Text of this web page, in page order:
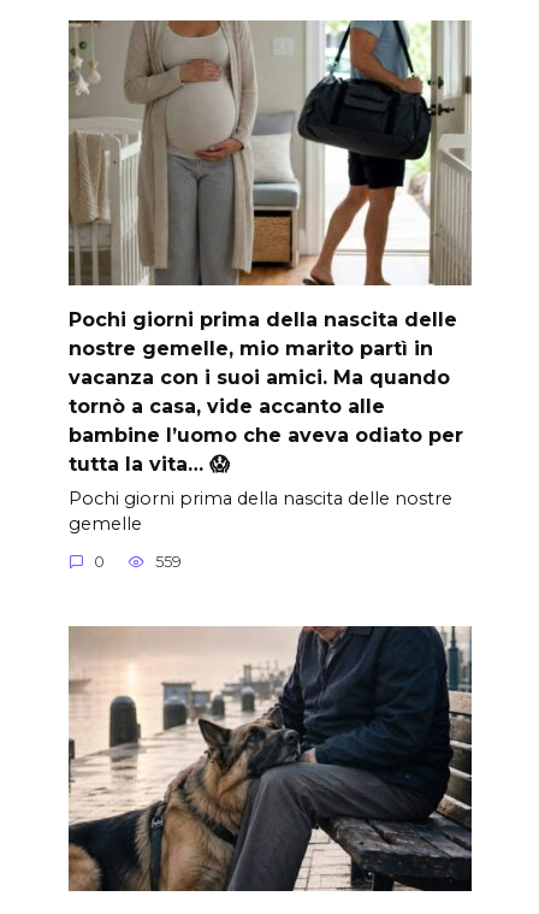
Pochi giorni prima della nascita delle
nostre gemelle, mio marito partì in
vacanza con i suoi amici. Ma quando
tornò a casa, vide accanto alle
bambine l’uomo che aveva odiato per
tutta la vita… 😱
Pochi giorni prima della nascita delle nostre
gemelle
0 559